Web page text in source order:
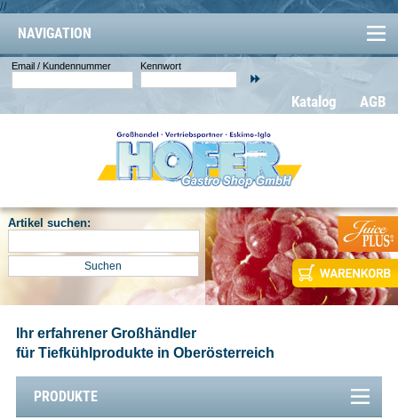
//
NAVIGATION
Email / Kundennummer Kennwort
AGB
Katalog
Artikel suchen:
Ihr erfahrener Großhändler
für Tiefkühlprodukte in Oberösterreich
PRODUKTE